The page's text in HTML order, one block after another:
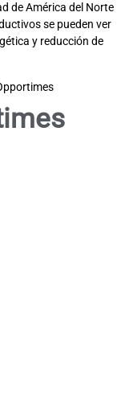
de América del Norte
se pueden ver
y reducción de